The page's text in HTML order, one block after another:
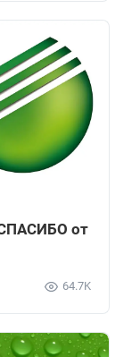
СПАСИБО от
64.7K